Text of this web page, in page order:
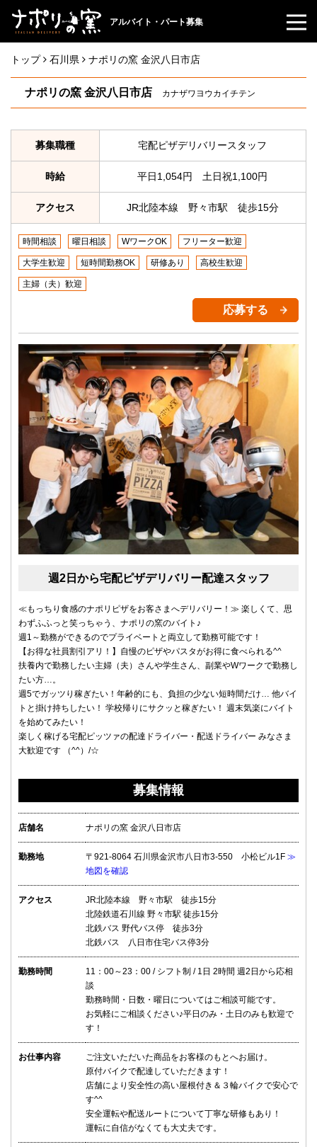
アルバイト・パート募集
トップ 石川県 ナポリの窯 金沢八日市店
ナポリの窯 金沢八日市店 カナザワヨウカイチテン
募集職種 宅配ピザデリバリースタッフ
時給 平日1,054円 土日祝1,100円
アクセス JR北陸本線 野々市駅 徒歩15分
時間相談 曜日相談 WワークOK フリーター歓迎
大学生歓迎 短時間勤務OK 研修あり 高校生歓迎
主婦（夫）歓迎
応募する
週2日から宅配ピザデリバリー配達スタッフ
≪もっちり食感のナポリピザをお客さまへデリバリー！≫ 楽しくて、思
わずふふっと笑っちゃう、ナポリの窯のバイト♪
週1～勤務ができるのでプライベートと両立して勤務可能です！
【お得な社員割引アリ！】自慢のピザやパスタがお得に食べられる^^
扶養内で勤務したい主婦（夫）さんや学生さん、副業やWワークで勤務し
たい方…。
週5でガッツり稼ぎたい！年齢的にも、負担の少ない短時間だけ… 他バイ
トと掛け持ちしたい！ 学校帰りにサクッと稼ぎたい！ 週末気楽にバイト
を始めてみたい！
楽しく稼げる宅配ピッツァの配達ドライバー・配送ドライバー みなさま
大歓迎です （^^）/☆
募集情報
店舗名 ナポリの窯 金沢八日市店
勤務地 〒921-8064 石川県金沢市八日市3-550 小松ビル1F ≫
地図を確認
アクセス
JR北陸本線 野々市駅 徒歩15分
北陸鉄道石川線 野々市駅 徒歩15分
北鉄バス 野代バス停 徒歩3分
北鉄バス 八日市住宅バス停3分
勤務時間
11：00～23：00 / シフト制 / 1日 2時間 週2日から応相
談
勤務時間・日数・曜日についてはご相談可能です。
お気軽にご相談ください♪平日のみ・土日のみも歓迎で
す！
お仕事内容
ご注文いただいた商品をお客様のもとへお届け。
原付バイクで配達していただきます！
店舗により安全性の高い屋根付き＆３輪バイクで安心で
す^^
安全運転や配送ルートについて丁寧な研修もあり！
運転に自信がなくても大丈夫です。